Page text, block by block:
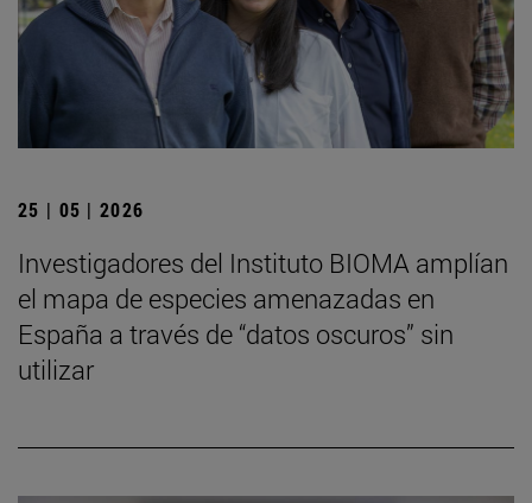
25 | 05 | 2026
Investigadores del Instituto BIOMA amplían
el mapa de especies amenazadas en
España a través de “datos oscuros” sin
utilizar